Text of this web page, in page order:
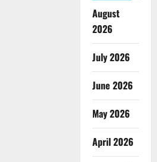
August
2026
July 2026
June 2026
May 2026
April 2026